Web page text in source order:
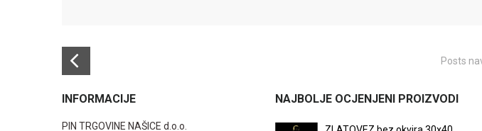
Posts
INFORMACIJE
PIN TRGOVINE NAŠICE d.o.o.
NAJBOLJE OCJENJENI PROIZVODI